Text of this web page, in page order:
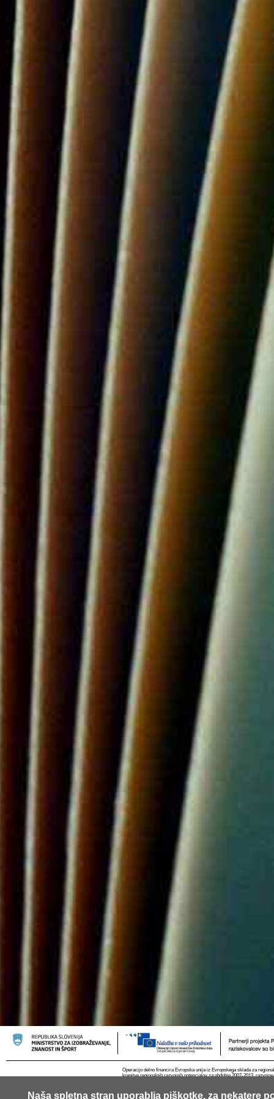
Naša spletna stran uporablja piškotke, za nekatere
Operacijo delno financira Evropska unija iz Evropskega sklada za
krepitve regionalnih razvojnih potencialov za obdobje 2007-2013,